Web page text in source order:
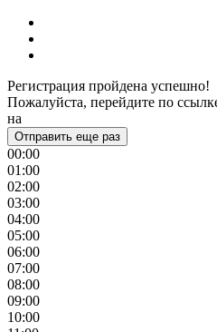
Регистрация пройдена успешно!
Пожалуйста, перейдите по
на
Отправить еще раз
00:00
01:00
02:00
03:00
04:00
05:00
06:00
07:00
08:00
09:00
10:00